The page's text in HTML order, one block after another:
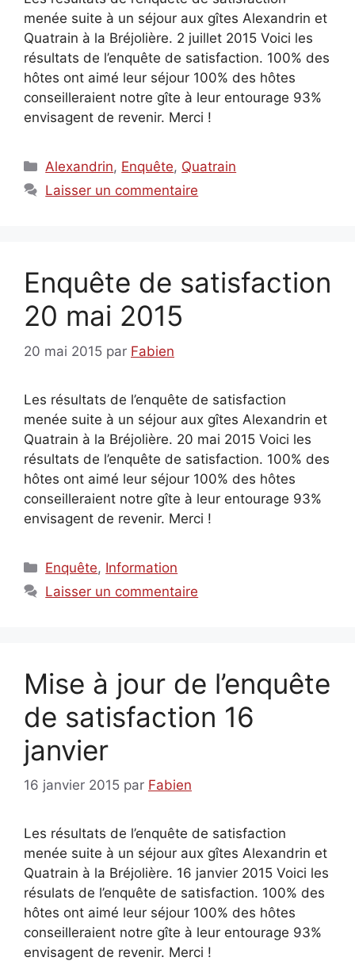
menée suite à un séjour aux gîtes Alexandrin et
Quatrain à la Bréjolière. 2 juillet 2015 Voici les
résultats de l’enquête de satisfaction. 100% des
hôtes ont aimé leur séjour 100% des hôtes
conseilleraient notre gîte à leur entourage 93%
envisagent de revenir. Merci !
Catégories
Alexandrin, Enquête, Quatrain
Laisser un commentaire
Enquête de satisfaction
20 mai 2015
20 mai 2015 par Fabien
Les résultats de l’enquête de satisfaction
menée suite à un séjour aux gîtes Alexandrin et
Quatrain à la Bréjolière. 20 mai 2015 Voici les
résultats de l’enquête de satisfaction. 100% des
hôtes ont aimé leur séjour 100% des hôtes
conseilleraient notre gîte à leur entourage 93%
envisagent de revenir. Merci !
Catégories
Enquête, Information
Laisser un commentaire
Mise à jour de l’enquête
de satisfaction 16
janvier
16 janvier 2015 par Fabien
Les résultats de l’enquête de satisfaction
menée suite à un séjour aux gîtes Alexandrin et
Quatrain à la Bréjolière. 16 janvier 2015 Voici les
résulats de l’enquête de satisfaction. 100% des
hôtes ont aimé leur séjour 100% des hôtes
conseilleraient notre gîte à leur entourage 93%
envisagent de revenir. Merci !